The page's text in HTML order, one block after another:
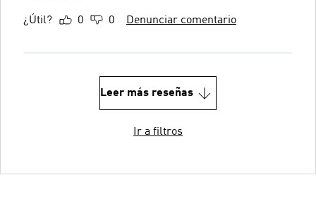
¿Útil? 0 0 Denunciar comentario
Leer más reseñas
Ir a filtros